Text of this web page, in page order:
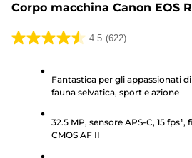
Corpo macchina Canon EOS
4.5 (622)
4.5
recensioni
Fantastica per gli appassionati
fauna selvatica, sport e azione
32.5 MP, sensore APS-C, 15
CMOS AF II